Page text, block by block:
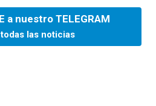
a nuestro TELEGRAM
las noticias